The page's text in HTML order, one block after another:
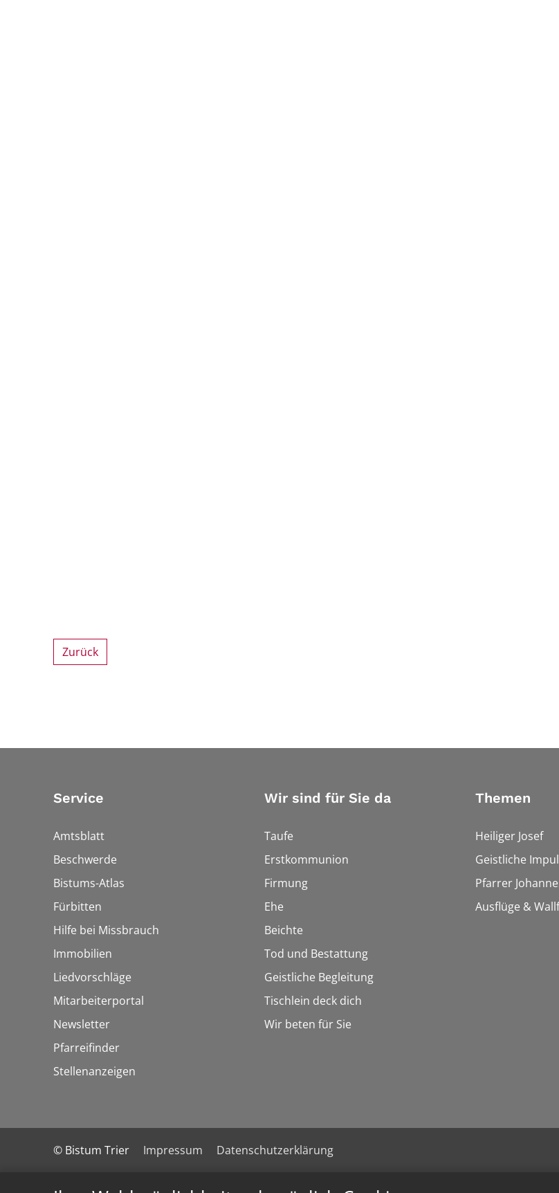
Zurück
Service
Amtsblatt
Beschwerde
Bistums-Atlas
Fürbitten
Hilfe bei Missbrauch
Immobilien
Liedvorschläge
Mitarbeiterportal
Newsletter
Pfarreifinder
Stellenanzeigen
Wir sind für Sie da
Taufe
Erstkommunion
Firmung
Ehe
Beichte
Tod und Bestattung
Geistliche Begleitung
Tischlein deck dich
Wir beten für Sie
Themen
Heiliger Josef
Geistliche
Pfarrer
Ausflüge &
© Bistum Trier Impressum Datenschutzerklärung